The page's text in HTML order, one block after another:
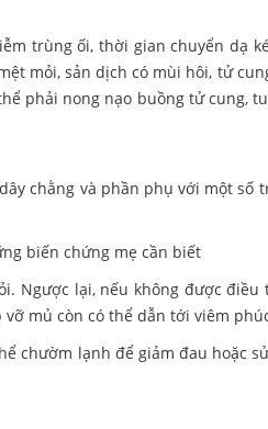
trùng ối, thời gian chuyển dạ
mỏi, sản dịch có mùi hôi, tử
phải nong nạo buồng tử cung,
chằng và phần phụ với một
Ngược lại, nếu không được
mủ còn có thể dẫn tới viêm
chườm lạnh để giảm đau hoặc